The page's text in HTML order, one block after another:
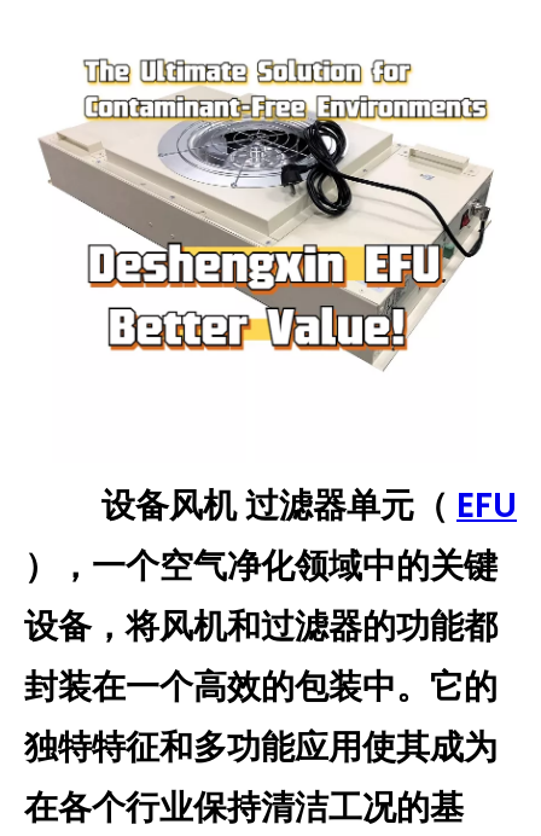
设备风机 过滤器单元（ EFU
），一个空气净化领域中的关键
设备，将风机和过滤器的功能都
封装在一个高效的包装中。它的
独特特征和多功能应用使其成为
在各个行业保持清洁工况的基